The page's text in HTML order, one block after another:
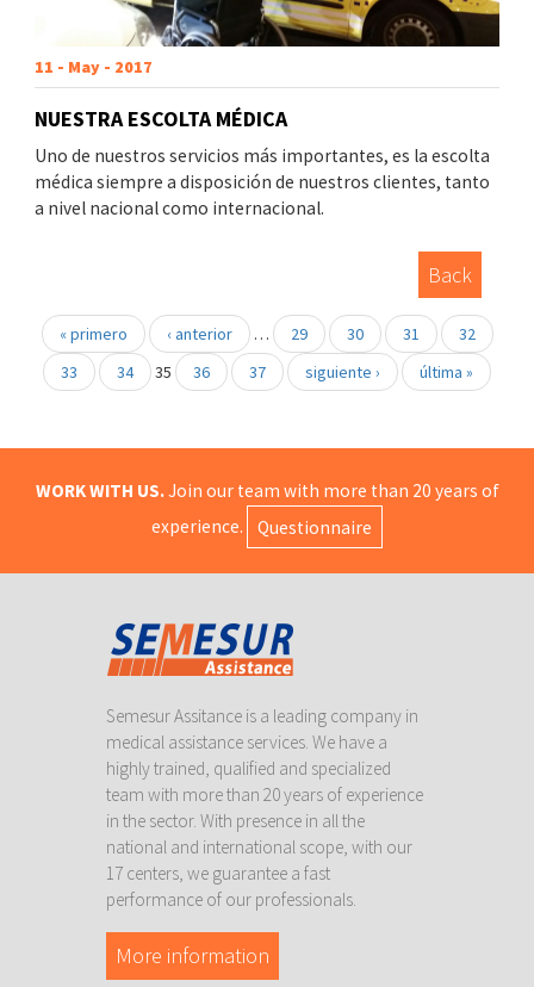
11 - May - 2017
NUESTRA ESCOLTA MÉDICA
Uno de nuestros servicios más importantes, es la escolta
médica siempre a disposición de nuestros clientes, tanto
a nivel nacional como internacional.
Back
« primero ‹ anterior … 29 30 31
32
33
34 35 36 37 siguiente › última »
WORK WITH US.Join our team with more than 20 years of
experience.
Questionnaire
Semesur Assitance is a leading company in
medical assistance services. We have a
highly trained, qualified and specialized
team with more than 20 years of experience
in the sector. With presence in all the
national and international scope, with our
17 centers, we guarantee a fast
performance of our professionals.
More information